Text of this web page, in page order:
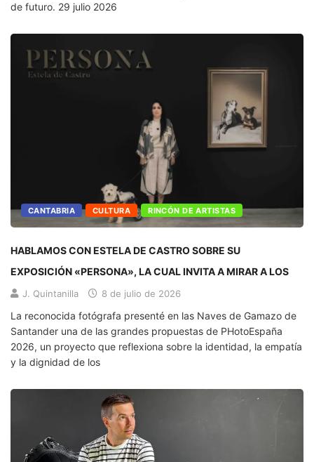
de futuro. 29 julio 2026
CANTABRIA CULTURA RINCÓN DE ARTISTAS
HABLAMOS CON ESTELA DE CASTRO SOBRE SU
EXPOSICIÓN «PERSONA», LA CUAL INVITA A MIRAR A LOS
J. Quintanilla 8 de julio de 2026
La reconocida fotógrafa presenté en las Naves de Gamazo de
Santander una de las grandes propuestas de PHotoEspaña
2026, un proyecto que reflexiona sobre la identidad, la empatía
y la dignidad de los